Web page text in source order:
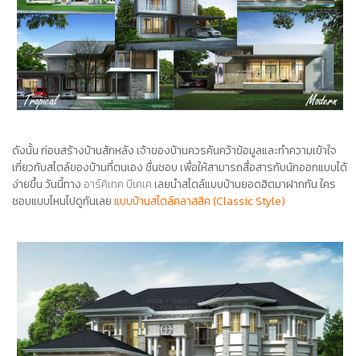
ดังนั้น ก่อนสร้างบ้านสักหลัง เจ้าของบ้านควรค้นคว้าข้อมูลและทำความเข้าใจ
เกี่ยวกับสไตล์ของบ้านที่ตนเอง ชื่นชอบ เพื่อให้สามารถสื่อสารกับนักออกแบบได้
ง่ายขึ้น วันนี้ทาง อาร์คิเทค บีเคเคเลยนำสไตล์แบบบ้านยอดฮิตมาฝากกัน ใคร
ชอบแบบไหนไปดูกันเลยแบบบ้านสไตล์คลาสสิค (Classic Style)